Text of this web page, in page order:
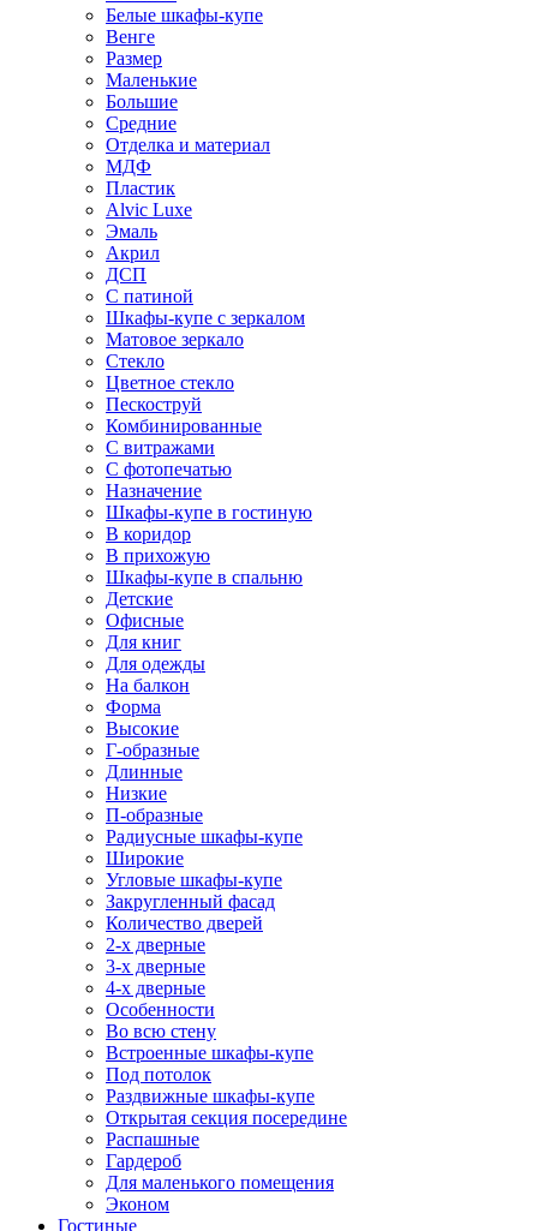
Белые шкафы-купе
Венге
Размер
Маленькие
Большие
Средние
Отделка и материал
МДФ
Пластик
Alvic Luxe
Эмаль
Акрил
ДСП
С патиной
Шкафы-купе с зеркалом
Матовое зеркало
Стекло
Цветное стекло
Пескоструй
Комбинированные
С витражами
С фотопечатью
Назначение
Шкафы-купе в гостиную
В коридор
В прихожую
Шкафы-купе в спальню
Детские
Офисные
Для книг
Для одежды
На балкон
Форма
Высокие
Г-образные
Длинные
Низкие
П-образные
Радиусные шкафы-купе
Широкие
Угловые шкафы-купе
Закругленный фасад
Количество дверей
2-х дверные
3-х дверные
4-х дверные
Особенности
Во всю стену
Встроенные шкафы-купе
Под потолок
Раздвижные шкафы-купе
Открытая секция посередине
Распашные
Гардероб
Для маленького помещения
Эконом
Гостиные